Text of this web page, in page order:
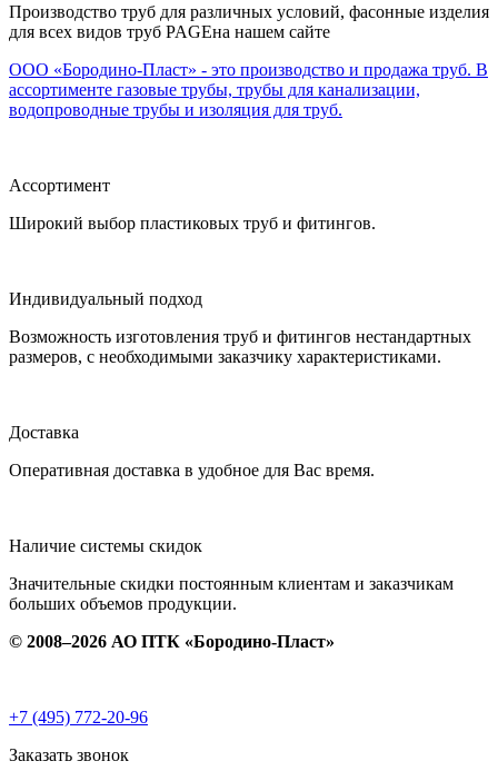
Производство труб для различных условий, фасонные изделия
для всех видов труб PAGEна нашем сайте
ООО «Бородино-Пласт» - это производство и продажа труб. В
ассортименте газовые трубы, трубы для канализации,
водопроводные трубы и изоляция для труб.
Ассортимент
Широкий выбор пластиковых труб и фитингов.
Индивидуальный подход
Возможность изготовления труб и фитингов нестандартных
размеров, с необходимыми заказчику характеристиками.
Доставка
Оперативная доставка в удобное для Вас время.
Наличие системы скидок
Значительные скидки постоянным клиентам и заказчикам
больших объемов продукции.
© 2008–2026 АО ПТК «Бородино-Пласт»
+7 (495) 772-20-96
Заказать звонок